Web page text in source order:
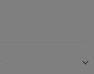
